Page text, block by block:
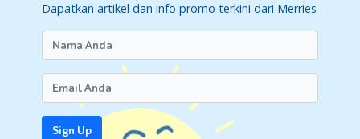
Dapatkan artikel dan info promo terkini dari Merries
Sign Up